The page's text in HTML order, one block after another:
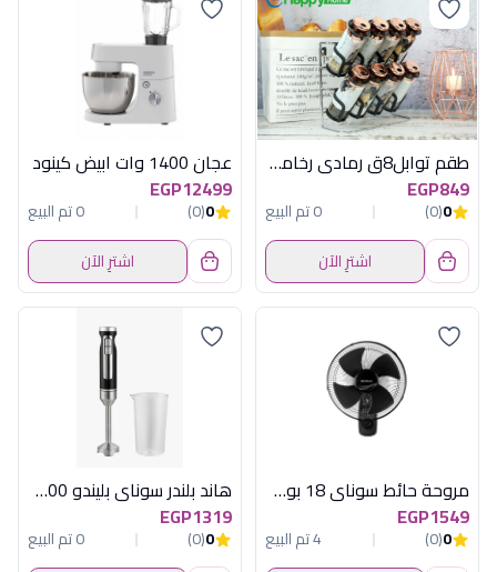
طقم توابل8ق رمادى رخامى باستاند هابى هوم
EGP849
0
(0)
0 تم البيع
اشترِ الآن
عجان 1400 وات ابيض كينود
EGP12499
0
(0)
0 تم البيع
اشترِ الآن
مروحة حائط سوناي 18 بوصة بالريموت 70 وات 3 أوضاع للسرعة و مؤقت يصل الي 7.5 ساعات MAR-1822
EGP1549
0
(0)
4 تم البيع
هاند بلندر سوناي بليندو 1000 وات MAR-522
EGP1319
0
(0)
0 تم البيع